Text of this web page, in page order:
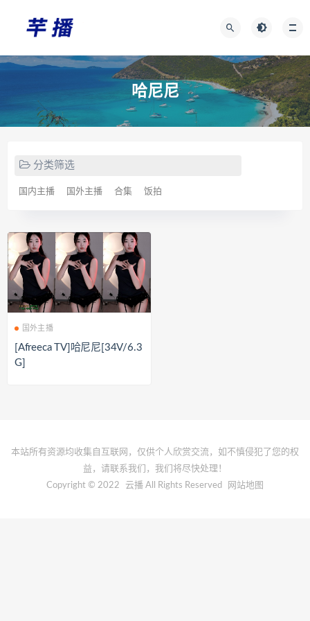
哈尼尼
分类筛选
国内主播 国外主播 合集 饭拍
国外主播
[Afreeca TV]哈尼尼[34V/6.3
G]
本站所有资源均收集自互联网，仅供个人欣赏交流，如不慎侵犯了您的权
益，请联系我们，我们将尽快处理！
Copyright © 2022
云播 All Rights Reserved 网站地图